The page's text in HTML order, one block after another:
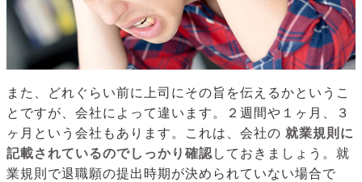
また、どれぐらい前に上司にその旨を伝えるかというこ
とですが、会社によって違います。２週間や１ヶ月、３
ヶ月という会社もあります。これは、会社の 就業規則に
記載されているのでしっかり確認 しておきましょう。就
業規則で退職願の提出時期が決められていない場合で